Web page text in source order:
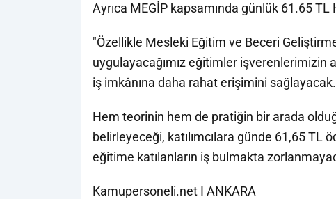
Ayrıca MEGİP kapsamında günlük 61.65
"Özellikle Mesleki Eğitim ve Beceri
uygulayacağımız eğitimler işverenlerimizin
iş imkânına daha rahat erişimini sağlayacak.
Hem teorinin hem de pratiğin bir arada
belirleyeceği, katılımcılara günde 61,65 TL
eğitime katılanların iş bulmakta
Kamupersoneli.net I ANKARA